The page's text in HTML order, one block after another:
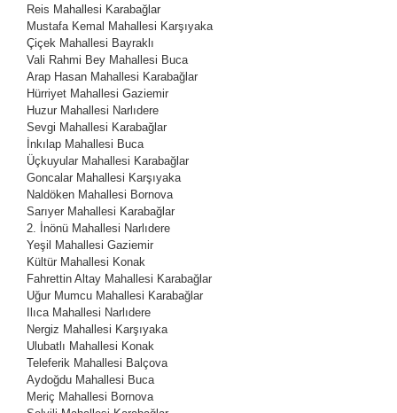
Reis Mahallesi Karabağlar
Mustafa Kemal Mahallesi Karşıyaka
Çiçek Mahallesi Bayraklı
Vali Rahmi Bey Mahallesi Buca
Arap Hasan Mahallesi Karabağlar
Hürriyet Mahallesi Gaziemir
Huzur Mahallesi Narlıdere
Sevgi Mahallesi Karabağlar
İnkılap Mahallesi Buca
Üçkuyular Mahallesi Karabağlar
Goncalar Mahallesi Karşıyaka
Naldöken Mahallesi Bornova
Sarıyer Mahallesi Karabağlar
2. İnönü Mahallesi Narlıdere
Yeşil Mahallesi Gaziemir
Kültür Mahallesi Konak
Fahrettin Altay Mahallesi Karabağlar
Uğur Mumcu Mahallesi Karabağlar
Ilıca Mahallesi Narlıdere
Nergiz Mahallesi Karşıyaka
Ulubatlı Mahallesi Konak
Teleferik Mahallesi Balçova
Aydoğdu Mahallesi Buca
Meriç Mahallesi Bornova